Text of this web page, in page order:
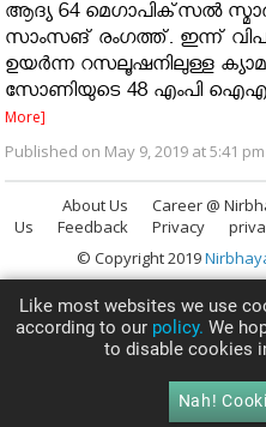
ആദ്യ 64 മെഗാപിക്‌സല്‍
സാംസങ് രംഗത്ത്. ഇന്ന്
ഉയര്‍ന്ന റസലൂഷനിലുള്ള
സോണിയുടെ 48 എംപി
More]
Published on May 9, 2019 at 5:41 pm
About Us Career @
Us
Feedback Privacy
© Copyright 2019
Like most websites we use
according to our policy. We
to disable cookies
Nah!